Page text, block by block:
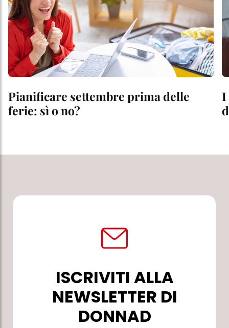
Pianificare settembre prima delle
ferie: sì o no?
I
ISCRIVITI ALLA
NEWSLETTER DI
DONNAD